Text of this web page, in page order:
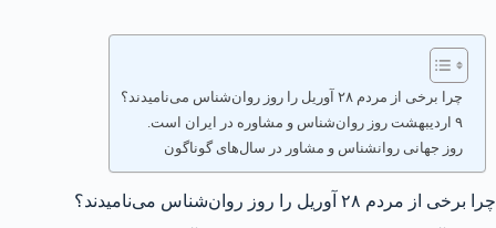
چرا برخی از مردم ۲۸ آوریل را روز روان‌شناس می‌نامیدند؟
۹ اردیبهشت روز روان‌شناس و مشاوره در ایران است.
روز جهانی روانشناس و مشاور در سال‌های گوناگون
چرا برخی از مردم ۲۸ آوریل را روز روان‌شناس می‌نامیدند؟